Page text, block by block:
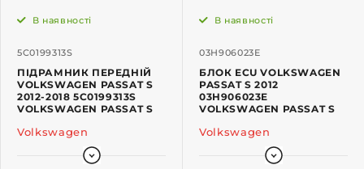
5C0199313S
В наявності
ПІДРАМНИК ПЕРЕДНІЙ
VOLKSWAGEN PASSAT S
2012-2018 5C0199313S
VOLKSWAGEN PASSAT S
Volkswagen
03H906023E
В наявності
БЛОК ECU VOLKSWAGEN
PASSAT S 2012
03H906023E
VOLKSWAGEN PASSAT S
Volkswagen